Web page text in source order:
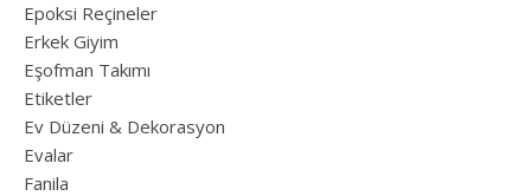
Epoksi Reçineler
Erkek Giyim
Eşofman Takımı
Etiketler
Ev Düzeni & Dekorasyon
Evalar
Fanila